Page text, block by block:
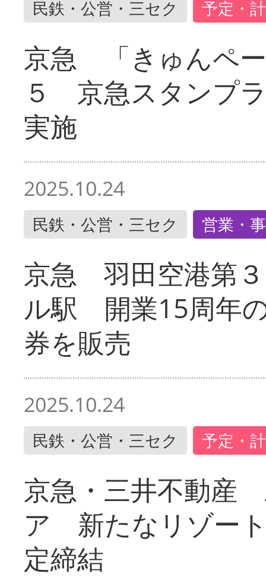
民鉄・公営・三セク 予定・
京急 「きゅんペ
５ 京急スタンプ
実施
2025.10.24
民鉄・公営・三セク 営業・
京急 羽田空港第
ル駅 開業15周年
券を販売
2025.10.24
民鉄・公営・三セク 予定・
京急・三井不動産
ア 新たなリゾー
定締結